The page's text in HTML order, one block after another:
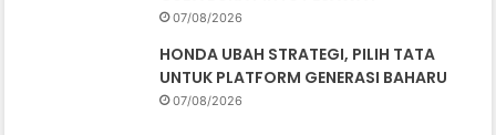
07/08/2026
HONDA UBAH STRATEGI, PILIH TATA
UNTUK PLATFORM GENERASI BAHARU
07/08/2026